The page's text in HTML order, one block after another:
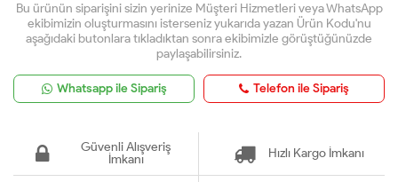
Bu ürünün siparişini sizin yerinize Müşteri Hizmetleri veya WhatsApp
ekibimizin oluşturmasını isterseniz yukarıda yazan Ürün Kodu'nu
aşağıdaki butonlara tıkladıktan sonra ekibimizle görüştüğünüzde
paylaşabilirsiniz.
Whatsapp ile Sipariş Telefon ile Sipariş
Güvenli Alışveriş
İmkanı
Hızlı Kargo İmkanı